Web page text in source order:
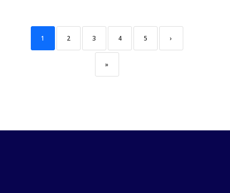
1 2 3 4 5 ›
»